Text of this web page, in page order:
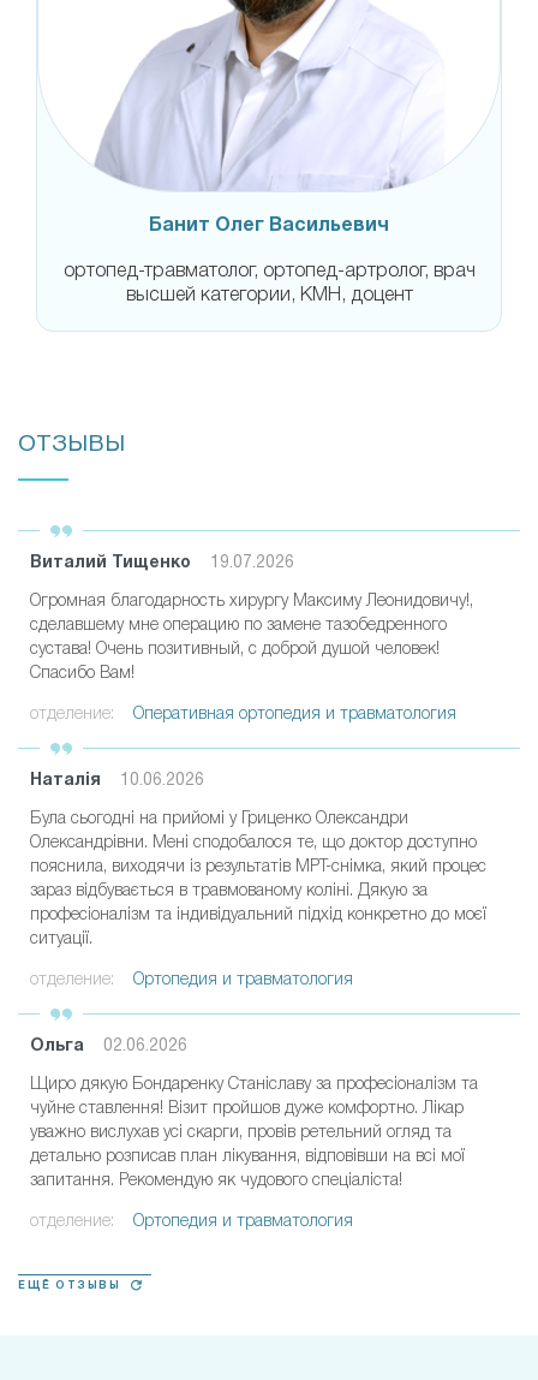
Банит Олег Васильевич
ортопед-травматолог, ортопед-артролог, врач
высшей категории, КМН, доцент
ОТЗЫВЫ
Виталий Тищенко 19.07.2026
Огромная благодарность хирургу Максиму Леонидовичу!,
сделавшему мне операцию по замене тазобедренного
сустава! Очень позитивный, с доброй душой человек!
Спасибо Вам!
отделение: Оперативная ортопедия и травматология
Наталія 10.06.2026
Була сьогодні на прийомі у Гриценко Олександри
Олександрівни. Мені сподобалося те, що доктор доступно
пояснила, виходячи із результатів МРТ-снімка, який процес
зараз відбувається в травмованому коліні. Дякую за
професіоналізм та індивідуальний підхід конкретно до моєї
ситуації.
отделение: Ортопедия и травматология
Ольга 02.06.2026
Щиро дякую Бондаренку Станіславу за професіоналізм та
чуйне ставлення! Візит пройшов дуже комфортно. Лікар
уважно вислухав усі скарги, провів ретельний огляд та
детально розписав план лікування, відповівши на всі мої
запитання. Рекомендую як чудового спеціаліста!
отделение: Ортопедия и травматология
ЕЩЁ ОТЗЫВЫ